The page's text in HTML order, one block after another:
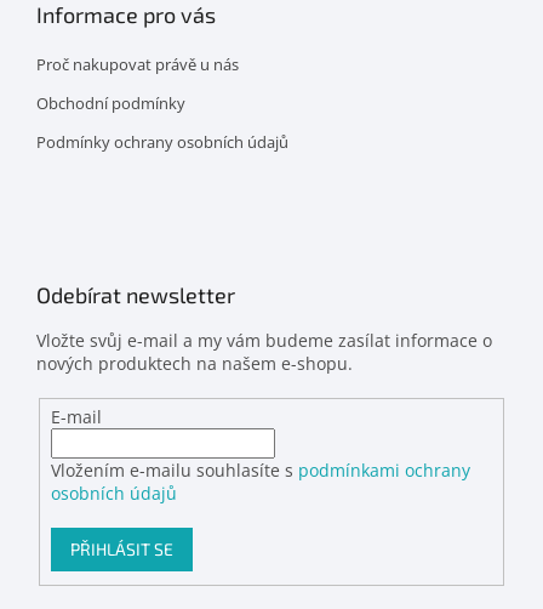
Informace pro vás
Proč nakupovat právě u nás
Obchodní podmínky
Podmínky ochrany osobních údajů
Odebírat newsletter
Vložte svůj e-mail a my vám budeme zasílat informace o
nových produktech na našem e-shopu.
E-mail
Vložením e-mailu souhlasíte s podmínkami ochrany
osobních údajů
PŘIHLÁSIT SE